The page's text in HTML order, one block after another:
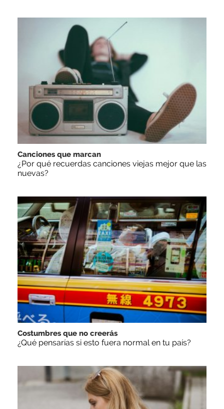
Canciones que marcan
¿Por qué recuerdas canciones viejas mejor que las
nuevas?
Costumbres que no creerás
¿Qué pensarías si esto fuera normal en tu país?